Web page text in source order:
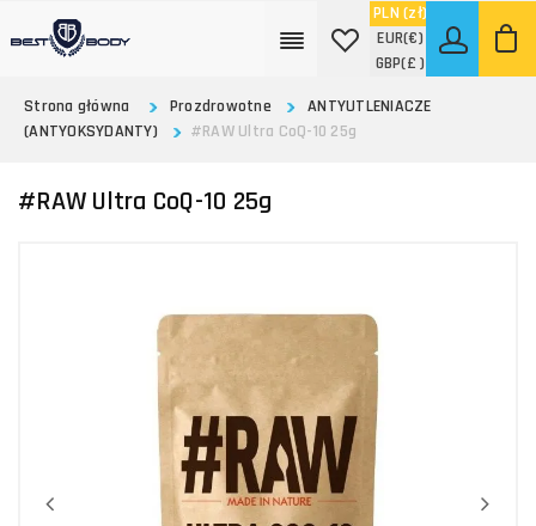
PLN (zł)
EUR(€)
GBP(£ )
Strona główna
Prozdrowotne
ANTYUTLENIACZE
(ANTYOKSYDANTY)
#RAW Ultra CoQ-10 25g
#RAW Ultra CoQ-10 25g